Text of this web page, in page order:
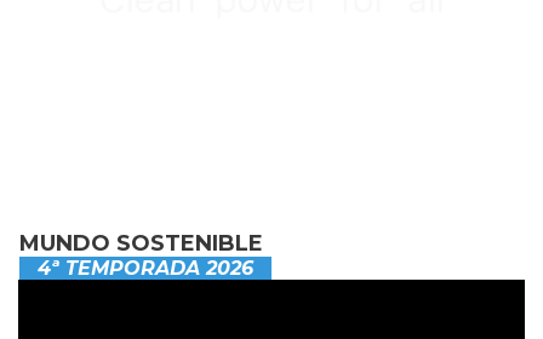
MUNDO SOSTENIBLE
4ª TEMPORADA 2026